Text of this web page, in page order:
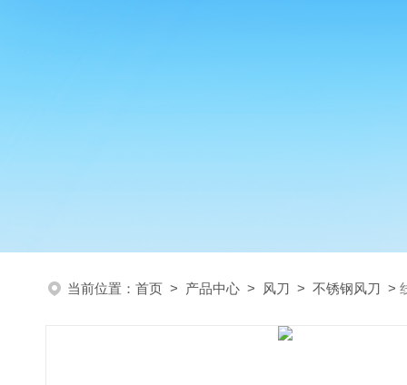
当前位置： 首页 > 产品中心 > 风刀 > 不锈钢风刀 >